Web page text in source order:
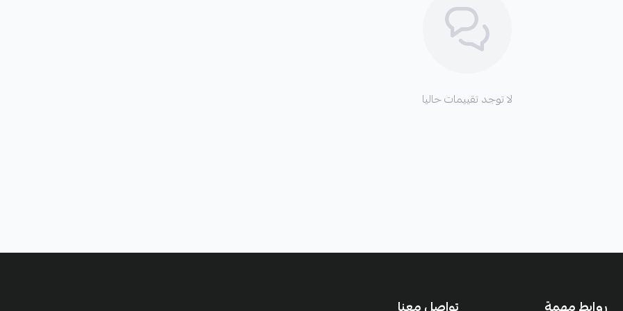
لا توجد تقييمات حاليا